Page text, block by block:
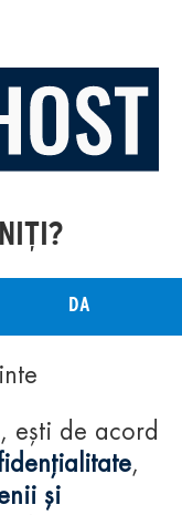
DA
ești de acord
,
și